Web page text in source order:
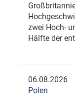
zwei Hoch-
Hälfte der
06.08.2026
Polen